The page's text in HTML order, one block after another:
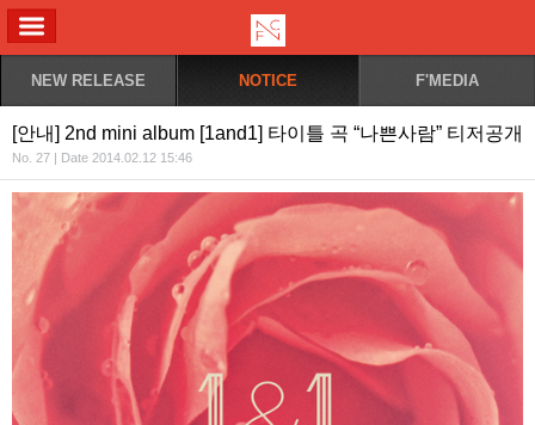
NEW RELEASE NOTICE F'MEDIA
[안내] 2nd mini album [1and1] 타이틀 곡 “나쁜사람” 티저공개
No. 27 | Date 2014.02.12 15:46